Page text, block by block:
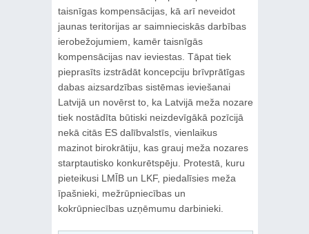
taisnīgas kompensācijas, kā arī neveidot
jaunas teritorijas ar saimnieciskās darbības
ierobežojumiem, kamēr taisnīgās
kompensācijas nav ieviestas. Tāpat tiek
pieprasīts izstrādāt koncepciju brīvprātīgas
dabas aizsardzības sistēmas ieviešanai
Latvijā un novērst to, ka Latvijā meža nozare
tiek nostādīta būtiski neizdevīgākā pozīcijā
nekā citās ES dalībvalstīs, vienlaikus
mazinot birokrātiju, kas grauj meža nozares
starptautisko konkurētspēju. Protestā, kuru
pieteikusi LMĪB un LKF, piedalīsies meža
īpašnieki, mežrūpniecības un
kokrūpniecības uzņēmumu darbinieki.